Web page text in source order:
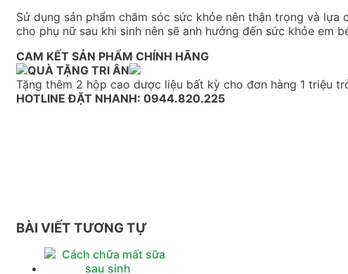
Sử dụng sản phẩm chăm sóc sức khỏe nên thận trọng và
cho phụ nữ sau khi sinh nên sẽ anh hưởng đến sức khỏe em
CAM KẾT SẢN PHẨM CHÍNH HÃNG
QUÀ TẶNG TRI ÂN
Tặng thêm 2 hộp cao dược liệu bất kỳ cho đơn hàng 1 triệu
HOTLINE ĐẶT NHANH: 0944.820.225
BÀI VIẾT TƯƠNG TỰ